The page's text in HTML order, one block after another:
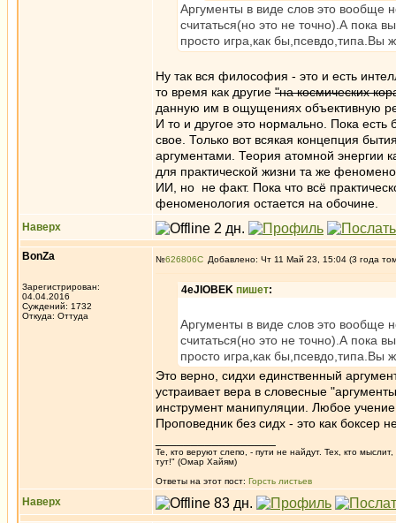
Аргументы в виде слов это вообще
считаться(но это не точно).А пока
просто игра,как бы,псевдо,типа.Вы
Ну так вся философия - это и есть
то время как другие "на космических
данную им в ощущениях объективную
И то и другое это нормально. Пока
свое. Только вот всякая концепция
аргументами. Теория атомной энергии
для практической жизни та же
ИИ, но не факт. Пока что всё
феноменология остается на обочине.
Наверх
BonZa
Зарегистрирован:
04.04.2016
Суждений: 1732
Откуда: Oттyдa
№626806 Добавлено: Чт 11 Май 23, 15:04 (3 года
4eJIOBEK пишет:
Аргументы в виде слов это вообще
считаться(но это не точно).А пока
просто игра,как бы,псевдо,типа.Вы
Это верно, сидхи единственный
устраивает вера в словесные
инструмент манипуляции. Любое
Проповедник без сидх - это как боксер
Те, кто веруют слепо, - пути не найдут. Тех, кто
тут!" (Омар Хайям)
Ответы на этот пост: Горсть листьев
Наверх